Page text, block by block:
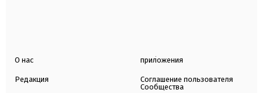
О нас
Редакция
приложения
Соглашение пользователя
Сообщества